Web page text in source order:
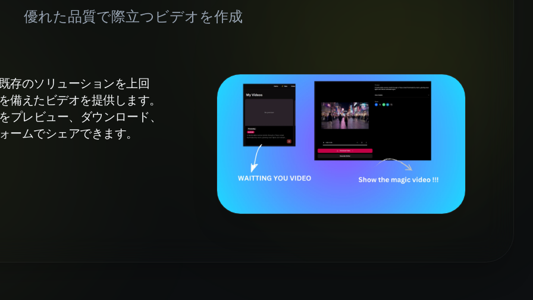
優れた品質で際立つビデオを作成
存のソリューションを上回
備えたビデオを提供します。
プレビュー、ダウンロード、
ームでシェアできます。